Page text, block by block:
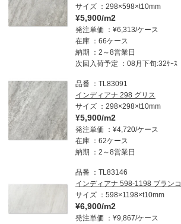
サイズ
298×598×t10mm
¥5,900/m2
発注単価
¥6,313/ケース
在庫
66ケース
納期
2～8営業日
次回入荷予定
08月下旬:32ｹｰｽ
品番
TL83091
インディアナ 298 グリス
サイズ
298×298×t10mm
¥5,900/m2
発注単価
¥4,720/ケース
在庫
62ケース
納期
2～8営業日
品番
TL83146
インディアナ 598-1198 ブランコ
サイズ
598×1198×t10mm
¥6,900/m2
発注単価
¥9,867/ケース